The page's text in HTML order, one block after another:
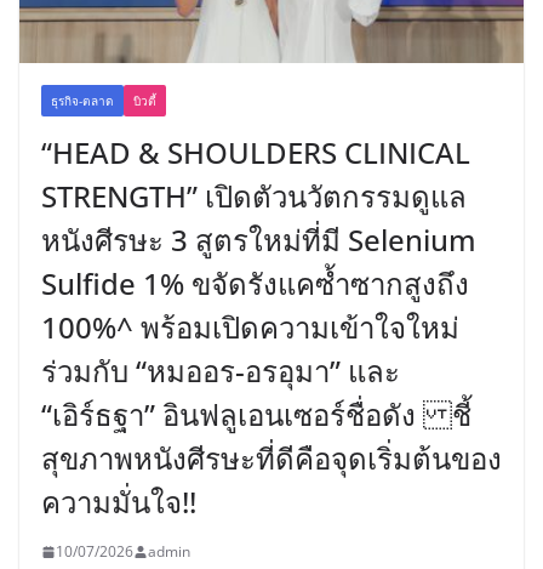
ธุรกิจ-ตลาด บิวตี้
“HEAD & SHOULDERS CLINICAL
STRENGTH” เปิดตัวนวัตกรรมดูแล
หนังศีรษะ 3 สูตรใหม่ที่มี Selenium
Sulfide 1% ขจัดรังแคซ้ำซากสูงถึง
100%^ พร้อมเปิดความเข้าใจใหม่
ร่วมกับ “หมออร-อรอุมา” และ
“เอิร์ธฐา” อินฟลูเอนเซอร์ชื่อดัง ชี้
สุขภาพหนังศีรษะที่ดีคือจุดเริ่มต้นของ
ความมั่นใจ!!
10/07/2026 admin